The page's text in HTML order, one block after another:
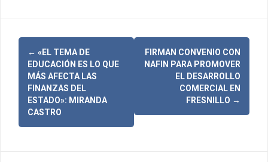
N
e
← «EL TEMA DE
EDUCACIÓN ES LO QUE
MÁS AFECTA LAS
FINANZAS DEL
ESTADO»: MIRANDA
CASTRO
FIRMAN CONVENIO CON
NAFIN PARA PROMOVER
EL DESARROLLO
COMERCIAL EN
FRESNILLO →